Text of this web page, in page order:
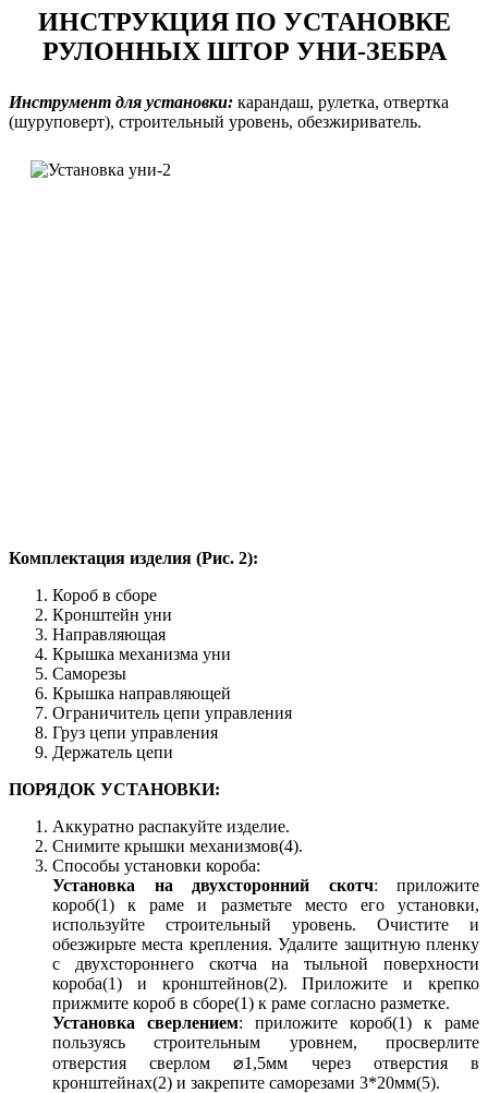
ИНСТРУКЦИЯ ПО УСТАНОВКЕ
РУЛОННЫХ ШТОР УНИ-ЗЕБРА
Инструмент для установки: карандаш, рулетка, отвертка
(шуруповерт), строительный уровень, обезжириватель.
Комплектация изделия (Рис. 2):
Короб в сборе
Кронштейн уни
Направляющая
Крышка механизма уни
Саморезы
Крышка направляющей
Ограничитель цепи управления
Груз цепи управления
Держатель цепи
ПОРЯДОК УСТАНОВКИ:
Аккуратно распакуйте изделие.
Снимите крышки механизмов(4).
Способы установки короба:
Установка на двухсторонний скотч: приложите
короб(1) к раме и разметьте место его установки,
используйте строительный уровень. Очистите и
обезжирьте места крепления. Удалите защитную пленку
с двухстороннего скотча на тыльной поверхности
короба(1) и кронштейнов(2). Приложите и крепко
прижмите короб в сборе(1) к раме согласно разметке.
Установка сверлением: приложите короб(1) к раме
пользуясь строительным уровнем, просверлите
отверстия сверлом ⌀1,5мм через отверстия в
кронштейнах(2) и закрепите саморезами 3*20мм(5).